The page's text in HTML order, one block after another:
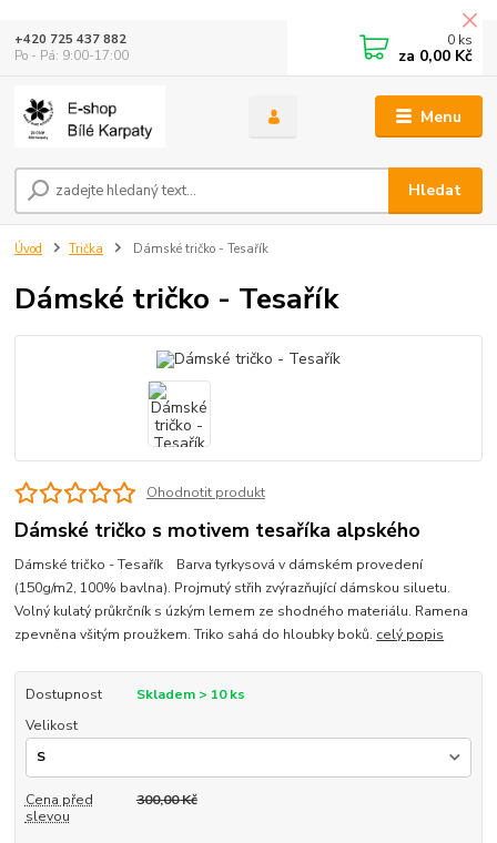
Menu
Hledat
+420 725 437 882
Po - Pá: 9:00-17:00
0 ks
za 0,00 Kč
Úvod Trička Dámské tričko - Tesařík
Dámské tričko - Tesařík
Ohodnotit produkt
Dámské tričko s motivem tesaříka alpského
Dámské tričko - Tesařík Barva tyrkysová v dámském provedení
(150g/m2, 100% bavlna). Projmutý střih zvýrazňující dámskou siluetu.
Volný kulatý průkrčník s úzkým lemem ze shodného materiálu. Ramena
zpevněna všitým proužkem. Triko sahá do hloubky boků. celý popis
Dostupnost
Skladem > 10 ks
Velikost
Cena před
slevou
300,00 Kč